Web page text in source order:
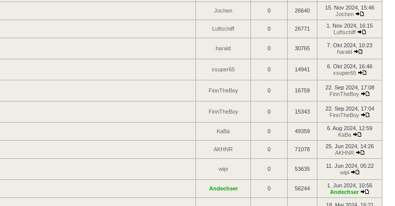
Jochen 0 26640
15. Nov 2024, 15:46
Jochen
Luftschiff 0 26771
1. Nov 2024, 16:15
Luftschiff
harald 0 30765
7. Okt 2024, 10:23
harald
xsuper65 0 14941
6. Okt 2024, 16:46
xsuper65
FinnTheBoy 0 16759
22. Sep 2024, 17:08
FinnTheBoy
FinnTheBoy 0 15343
22. Sep 2024, 17:04
FinnTheBoy
KaBa 0 49359
6. Aug 2024, 12:59
KaBa
AKHNR 0 71078
25. Jun 2024, 14:26
AKHNR
wipi 0 53635
11. Jun 2024, 05:22
wipi
Andechser 0 56244
1. Jun 2024, 10:56
Andechser